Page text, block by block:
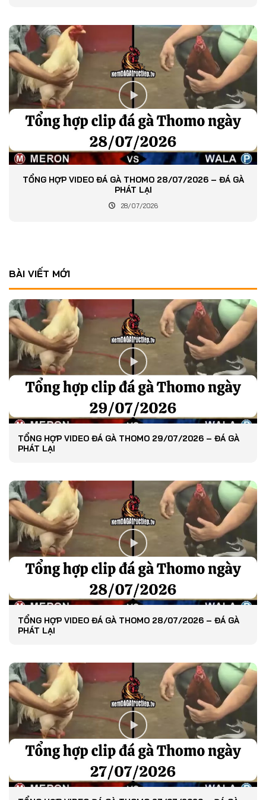
TỔNG HỢP VIDEO ĐÁ GÀ THOMO 28/07/2026 – ĐÁ GÀ
PHÁT LẠI
28/07/2026
BÀI VIẾT MỚI
TỔNG HỢP VIDEO ĐÁ GÀ THOMO 29/07/2026 – ĐÁ GÀ
PHÁT LẠI
TỔNG HỢP VIDEO ĐÁ GÀ THOMO 28/07/2026 – ĐÁ GÀ
PHÁT LẠI